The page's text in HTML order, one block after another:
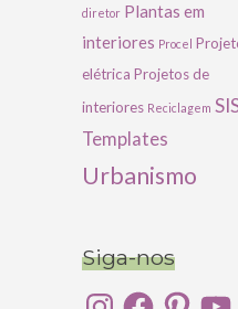
diretor Plantas em
interiores Procel
elétrica Projetos de
interiores Reciclagem
Templates
Urbanismo
Siga-nos
InstagramFacebookPinterest